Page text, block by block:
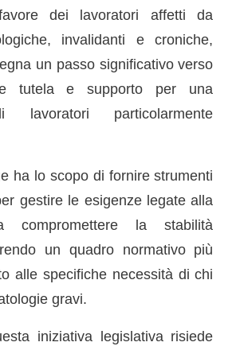
dei lavoratori affetti da
invalidanti e croniche,
un passo significativo verso
tutela e supporto per una
lavoratori particolarmente
ha lo scopo di fornire strumenti
gestire le esigenze legate alla
compromettere la stabilità
un quadro normativo più
alle specifiche necessità di chi
gravi.
iniziativa legislativa risiede